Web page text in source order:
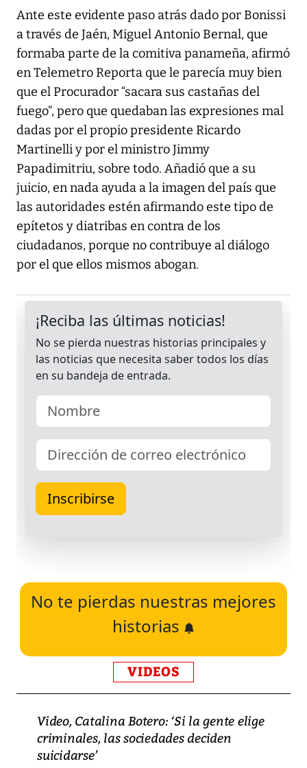
Ante este evidente paso atrás dado por Bonissi
a través de Jaén, Miguel Antonio Bernal, que
formaba parte de la comitiva panameña, afirmó
en Telemetro Reporta que le parecía muy bien
que el Procurador “sacara sus castañas del
fuego”, pero que quedaban las expresiones mal
dadas por el propio presidente Ricardo
Martinelli y por el ministro Jimmy
Papadimitriu, sobre todo. Añadió que a su
juicio, en nada ayuda a la imagen del país que
las autoridades estén afirmando este tipo de
epítetos y diatribas en contra de los
ciudadanos, porque no contribuye al diálogo
por el que ellos mismos abogan.
No te pierdas nuestras mejores
historias
VIDEOS
Video, Catalina Botero: ‘Si la gente elige
criminales, las sociedades deciden
suicidarse’